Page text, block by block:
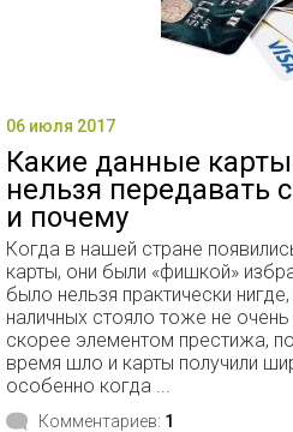
06 июля 2017
Какие данные
нельзя передавать
и почему
Когда в нашей стране
карты, они были «фишкой»
было нельзя практически
наличных стояло тоже не
скорее элементом престижа,
время шло и карты получили
особенно когда ...
Комментариев: 1